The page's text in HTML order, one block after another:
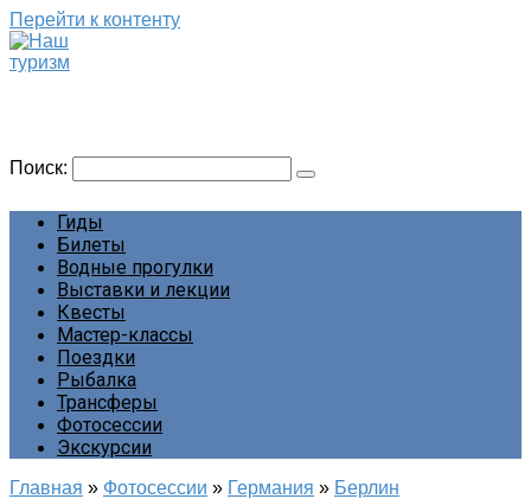
Перейти к контенту
Поиск:
Гиды
Билеты
Водные прогулки
Выставки и лекции
Квесты
Мастер-классы
Поездки
Рыбалка
Трансферы
Фотосессии
Экскурсии
Главная » Фотосессии » Германия » Берлин